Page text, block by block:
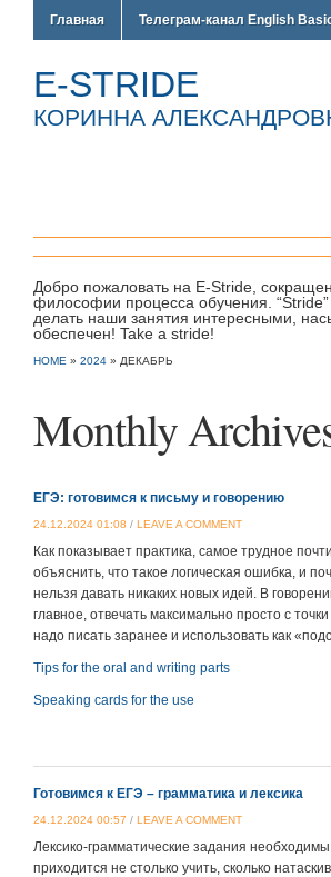
Главная Телеграм-канал English
E-STRIDE
КОРИННА
Добро пожаловать на E-Stride,
философии процесса обучения.
делать наши занятия интересными,
обеспечен! Take a stride!
HOME » 2024 » ДЕКАБРЬ
Monthly
ЕГЭ: готовимся к письму и говорению
24.12.2024 01:08 / LEAVE A COMMENT
Как показывает практика, самое трудное
объяснить, что такое логическая ошибка, и
нельзя давать никаких новых идей. В
главное, отвечать максимально просто с
надо писать заранее и использовать как
Tips for the oral and writing parts
Speaking cards for the use
Готовимся к ЕГЭ – грамматика и лексика
24.12.2024 00:57 / LEAVE A COMMENT
Лексико-грамматические задания
приходится не столько учить, сколько